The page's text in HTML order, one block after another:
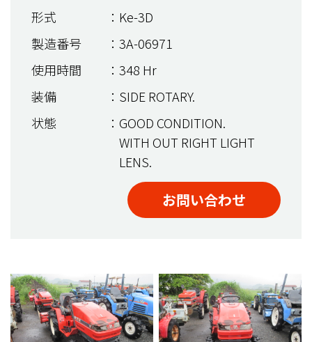
形式
：Ke-3D
製造番号
：3A-06971
使用時間
：348 Hr
装備
：SIDE ROTARY.
状態
：GOOD CONDITION.
WITH OUT RIGHT LIGHT
LENS.
お問い合わせ